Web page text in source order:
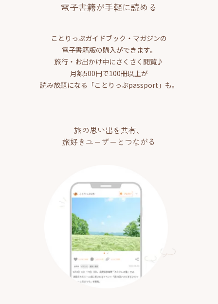
電子書籍が手軽に読める
ことりっぷガイドブック・マガジンの
電子書籍版の購入ができます。
旅行・お出かけ中にさくさく閲覧♪
月額500円で100冊以上が
読み放題になる「ことりっぷpassport」も。
旅の思い出を共有、
旅好きユーザーとつながる